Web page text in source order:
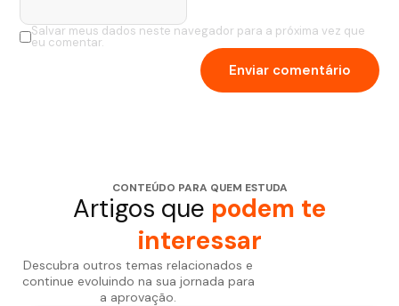
Salvar meus dados neste navegador para a próxima vez que
eu comentar.
CONTEÚDO PARA QUEM ESTUDA
Artigos que podem te
interessar
Descubra outros temas relacionados e
continue evoluindo na sua jornada para
a aprovação.